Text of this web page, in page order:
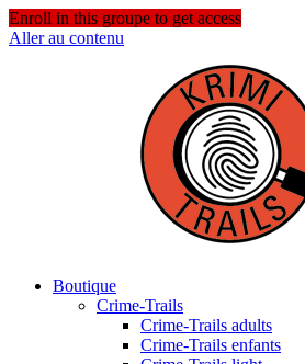
Enroll in this groupe to get access
Aller au contenu
Boutique
Crime-Trails
Crime-Trails adults
Crime-Trails enfants